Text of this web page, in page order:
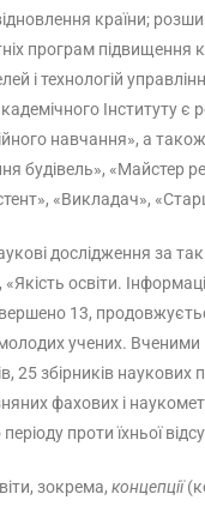
країни;
програм підвищення
і технологій
Інституту
навчання», а
будівель», «Майстер
«Викладач»,
дослідження за
освіти.
13,
учених. Вченими
збірників
фахових і
проти їхньої
зокрема, концепції